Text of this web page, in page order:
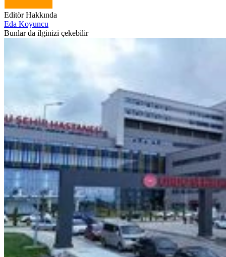
Editör Hakkında
Eda Koyuncu
Bunlar da ilginizi çekebilir